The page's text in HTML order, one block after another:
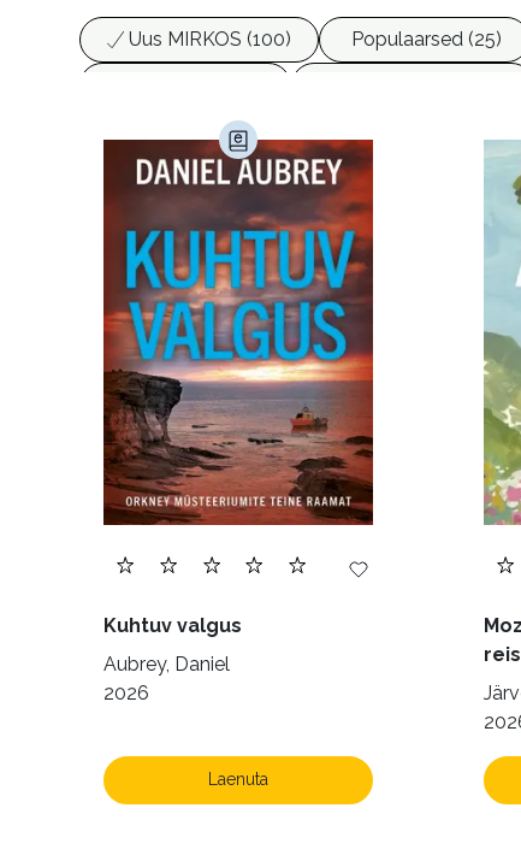
Uus MIRKOS (100) Populaarsed (25)
Kunst ja looming (86)
Laste- ja
Maamajandus (24)
Majandus (34)
Siseturvalisus (34)
Sport (52)
Ulme ja fantaasia (244)
Kuhtuv valgus
Aubrey, Daniel
2026
Laenuta